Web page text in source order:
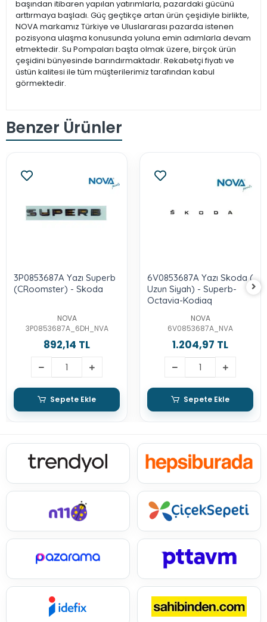
başından itibaren yapılan yatırımlarla, pazardaki gücünü
arttırmaya başladı. Güç geçtikçe artan ürün çeşidiyle birlikte,
NOVA markamız Türkiye ve Uluslararası pazarda istenen
pozisyona ulaşma konusunda yoluna emin adımlarla devam
etmektedir. Su Pompaları başta olmak üzere, birçok ürün
çeşidini bünyesinde barındırmaktadır. Rekabetçi fiyatı ve
üstün kalitesi ile tüm müşterilerimiz tarafından kabul
görmektedir.
Benzer Ürünler
3P0853687A Yazı Superb
(CRoomster) - Skoda
NOVA
3P0853687A_6DH_NVA
892,14 TL
Sepete Ekle
6V0853687A Yazı Skoda (
Uzun Siyah) - Superb-
Octavia-Kodiaq
NOVA
6V0853687A_NVA
1.204,97 TL
Sepete Ekle